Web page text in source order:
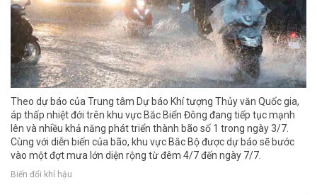
Theo dự báo của Trung tâm Dự báo Khí tượng Thủy văn Quốc gia,
áp thấp nhiệt đới trên khu vực Bắc Biển Đông đang tiếp tục mạnh
lên và nhiều khả năng phát triển thành bão số 1 trong ngày 3/7.
Cùng với diễn biến của bão, khu vực Bắc Bộ được dự báo sẽ bước
vào một đợt mưa lớn diện rộng từ đêm 4/7 đến ngày 7/7.
Biến đổi khí hậu